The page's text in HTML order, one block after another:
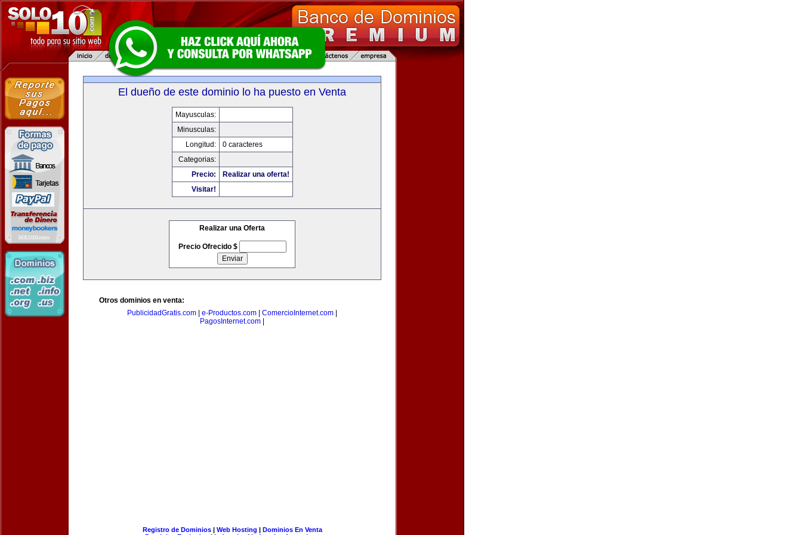
El dueño de este dominio lo ha puesto en Venta
Mayusculas:
Minusculas:
Longitud:
0 caracteres
Categorias:
Precio:
Realizar una oferta!
Visitar!
Realizar una Oferta
Precio Ofrecido $
Otros dominios en venta:
PublicidadGratis.com
e-Productos.com ComercioInternet.com
PagosInternet.com
Registro de Dominios| Web Hosting | Dominios En Venta